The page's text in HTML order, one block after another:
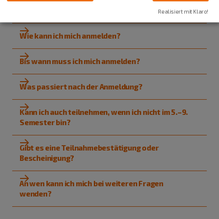
Wie kann ich mich anmelden?
Bis wann muss ich mich anmelden?
Was passiert nach der Anmeldung?
Kann ich auch teilnehmen, wenn ich nicht im 5.–9.
Semester bin?
Gibt es eine Teilnahmebestätigung oder
Bescheinigung?
An wen kann ich mich bei weiteren Fragen
wenden?
Realisiert mit Klaro!